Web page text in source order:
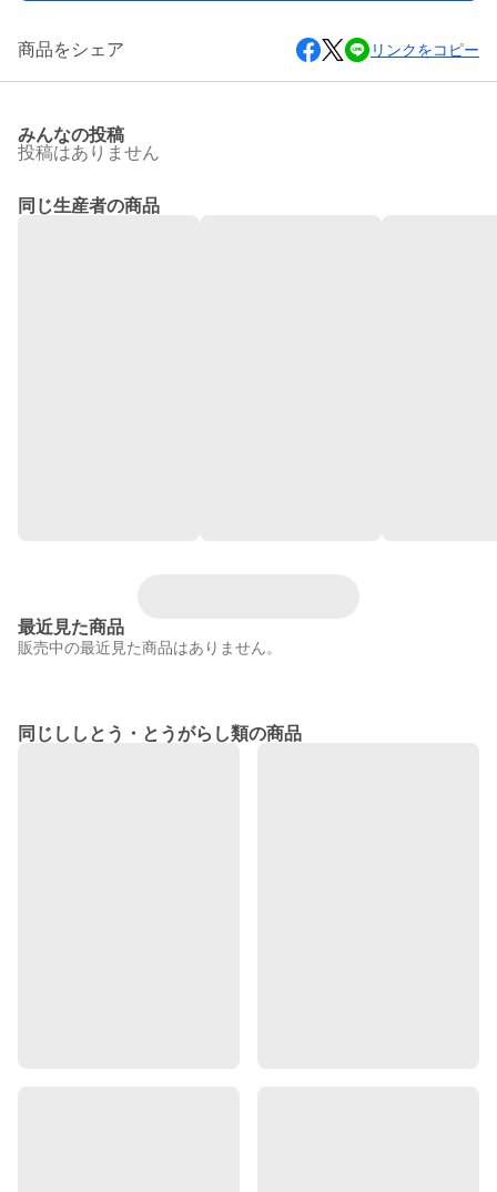
商品をシェア リンクをコピー
みんなの投稿
投稿はありません
同じ生産者の商品
最近見た商品
販売中の最近見た商品はありません。
同じししとう・とうがらし類の商品